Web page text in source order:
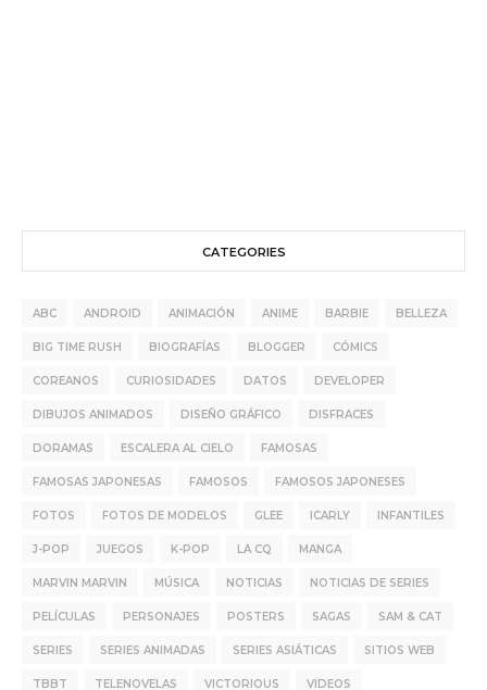
CATEGORIES
ABC ANDROID ANIMACIÓN ANIME BARBIE BELLEZA
BIG TIME RUSH BIOGRAFÍAS BLOGGER CÓMICS
COREANOS CURIOSIDADES DATOS DEVELOPER
DIBUJOS ANIMADOS DISEÑO GRÁFICO DISFRACES
DORAMAS ESCALERA AL CIELO FAMOSAS
FAMOSAS JAPONESAS FAMOSOS FAMOSOS JAPONESES
FOTOS FOTOS DE MODELOS GLEE ICARLY INFANTILES
J-POP JUEGOS K-POP LA CQ MANGA
MARVIN MARVIN MÚSICA NOTICIAS NOTICIAS DE SERIES
PELÍCULAS PERSONAJES POSTERS SAGAS SAM & CAT
SERIES SERIES ANIMADAS SERIES ASIÁTICAS SITIOS WEB
TBBT TELENOVELAS VICTORIOUS VIDEOS